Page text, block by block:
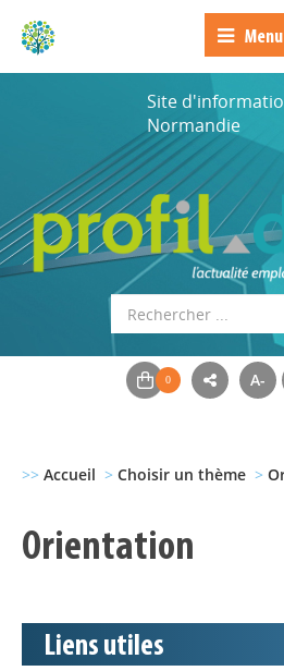
Menu
Site
Normandie
A-
>> Accueil > Choisir un thème >
Orientation
Liens utiles